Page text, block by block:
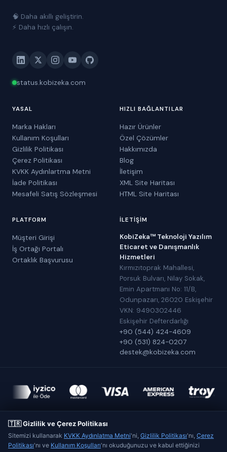
🧠 Daha akıllı geliştirin.
⚡ Daha hızlı çalışın.
status.kobizeka.com
YASAL
Marka Hakları
Kullanım Koşulları
Gizlilik Politikası
Çerez Politikası
KVKK Aydınlartma Metni
İade Politikası
Mesafeli Satış Sözleşmesi
HIZLI BAĞLANTILAR
Hazır Ürünler
Özel Çözümler
Hakkımızda
Blog
İletişim
XML Site Haritası
HTML Site Haritası
PLATFORM
Müşteri Girişi
İş Ortağı Portalı
Ortaklık Başvurusu
İLETIŞIM
KobiZeka™ Teknoloji Yazılım
Eticaret ve Danışmanlık
Hizmetleri
Kırmızıtoprak Mahallesi,
Porsuk Bulvarı, Nilay Sokak,
Emin Apartmanı No: 11/B,
Odunpazarı, 26020 Eskişehir
VKN: 9490302446
Eskişehir Defterdarlığı
+90 (544) 424-4609
+90 (531) 824-0207
destek@kobizeka.com
KobiZeka™,KobiZeka™ Teknoloji Yazılım Eticaret ve Danışmanlık
Hizmetlerişirketinin tescilli markasıdır.
Made in Eskişehir
🇹🇷 Gizlilik ve Çerez Politikası
Sitemizi kullanarak KVKK Aydınlatma Metni'ni, Gizlilik Politikası'nı, Çerez
Politikası'nı ve Kullanım Koşulları'nı okuduğunuzu ve kabul ettiğinizi